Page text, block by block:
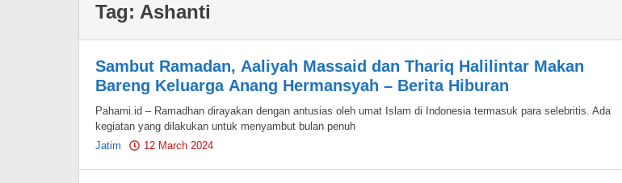
Tag: Ashanti
Sambut Ramadan, Aaliyah Massaid dan Thariq Halilintar Makan
Bareng Keluarga Anang Hermansyah – Berita Hiburan
Pahami.id – Ramadhan dirayakan dengan antusias oleh umat Islam di Indonesia termasuk para selebritis. Ada
kegiatan yang dilakukan untuk menyambut bulan penuh
Jatim
12 March 2024